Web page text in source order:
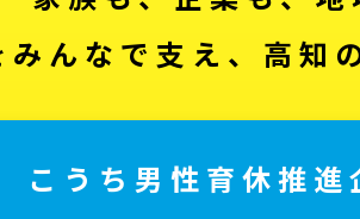
みんなで支え、高知
こうち男性育休推進